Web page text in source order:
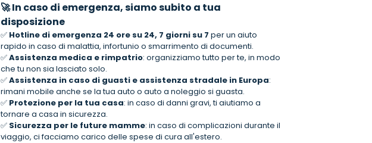
🚀 In caso di emergenza, siamo subito a tua
disposizione
✅ Hotline di emergenza 24 ore su 24, 7 giorni su 7 per un aiuto
rapido in caso di malattia, infortunio o smarrimento di documenti.
✅Assistenza medica e rimpatrio: organizziamo tutto per te, in modo
che tu non sia lasciato solo.
✅Assistenza in caso di guasti e assistenza stradale in Europa:
rimani mobile anche se la tua auto o auto a noleggio si guasta.
✅ Protezione per la tua casa: in caso di danni gravi, ti aiutiamo a
tornare a casa in sicurezza.
✅ Sicurezza per le future mamme: in caso di complicazioni durante il
viaggio, ci facciamo carico delle spese di cura all'estero.